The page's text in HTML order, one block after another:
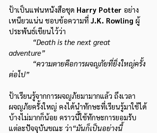
ป้าเป็นแฟนหนังสือชุด Harry Potter อย่าง
เหนียวแน่น ชอบข้อความที่ J.K. Rowling ผู้
ประพันธ์เขียนไว้ว่า
“Death is the next great
adventure”
“ความตายคือการผจญภัยที่ยิ่งใหญ่ครั้ง
ต่อไป”
ป้าเรียนรู้จากการผจญภัยมามากแล้ว ถึงเวลา
ผจญภัยครั้งใหญ่ คงได้นำทักษะที่เรียนรู้มาใช้ได้
บ้างไม่มากก็น้อย คราวนี้ใช้ทักษะการยอมรับ
แต่ละปัจจุบันขณะ ว่า“มันก็เป็นอย่างนี้